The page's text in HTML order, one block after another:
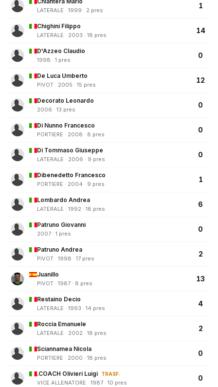
LATERALE · 1999 · 2 pres
1
Chighini Filippo
LATERALE · 2003 · 18 pres
14
D'Azzeo Claudio
1998 · 1 pres
0
De Luca Umberto
PIVOT · 2005 · 15 pres
12
Decorato Leonardo
2006 · 13 pres
0
Di Nunno Francesco
PORTIERE · 2008 · 8 pres
0
Di Tommaso Giuseppe
LATERALE · 2006 · 9 pres
0
Dibenedetto Francesco
PORTIERE · 2004 · 9 pres
1
Lombardo Andrea
LATERALE · 1992 · 18 pres
6
Patruno Giovanni
2007 · 1 pres
0
Patruno Andrea
PIVOT · 1998 · 17 pres
2
Juanillo
PIVOT · 1987 · 8 pres
13
Restaino Decio
LATERALE · 1993 · 14 pres
4
Roccia Emanuele
LATERALE · 2002 · 18 pres
2
Sciannamea Nicola
PORTIERE · 2000 · 18 pres
0
.COACH Olivieri Luigi TRASF.
VICE ALLENATORE · 1987 · 10 pres
0